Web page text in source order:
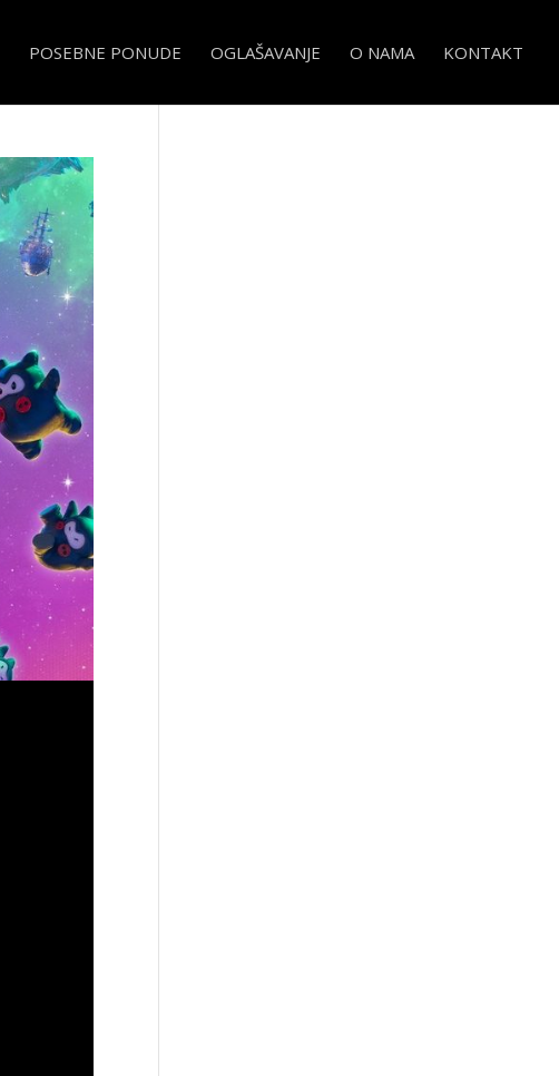
POSEBNE PONUDE OGLAŠAVANJE O NAMA KONTAKT